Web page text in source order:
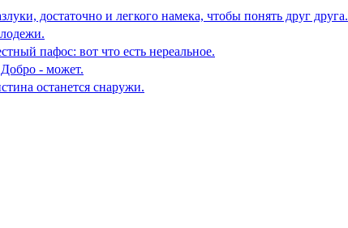
достаточно и легкого намека, чтобы понять друг друга.
пафос: вот что есть нереальное.
- может.
останется снаружи.